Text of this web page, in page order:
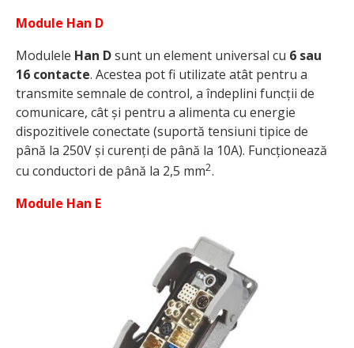
Module Han D
Modulele Han Dsunt un element universal cu 6 sau
16 contacte. Acestea pot fi utilizate atât pentru a
transmite semnale de control, a îndeplini funcții de
comunicare, cât și pentru a alimenta cu energie
dispozitivele conectate (suportă tensiuni tipice de
până la 250V și curenți de până la 10A). Funcționează
cu conductori de până la 2,5 mm2.
Module Han E